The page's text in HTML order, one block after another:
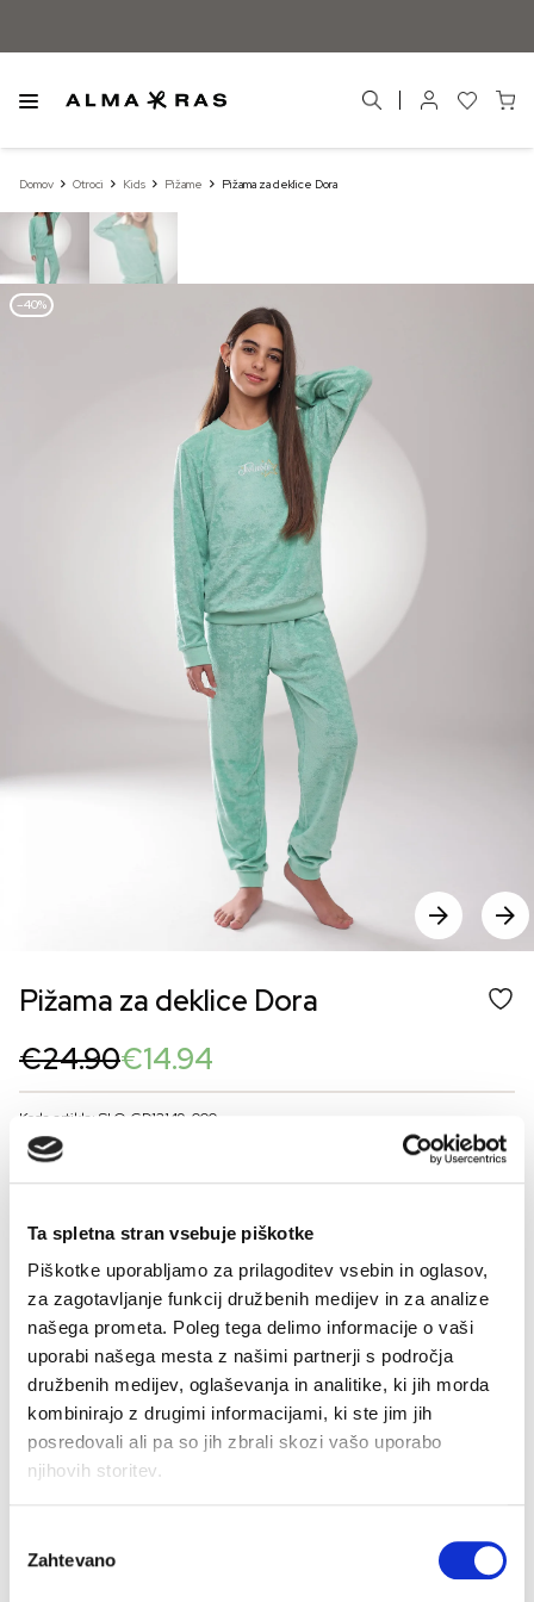
Ta spletna stran vsebuje piškotke
Piškotke uporabljamo za prilagoditev vsebin in oglasov,
za zagotavljanje funkcij družbenih medijev in za analize
našega prometa. Poleg tega delimo informacije o vaši
uporabi našega mesta z našimi partnerji s področja
družbenih medijev, oglaševanja in analitike, ki jih morda
kombinirajo z drugimi informacijami, ki ste jim jih
posredovali ali pa so jih zbrali skozi vašo uporabo
njihovih storitev.
soglasja
Zahtevano
Domov Otroci Kids Pižame Pižama za deklice Dora
–40%
Pižama za deklice Dora
€24.90
Original
price
was:
€24.90.
€14.94
Current
price
is:
€14.94.
Koda artikla: SLO-GD12149-000
BARVE
VELIKOST
4 6 8
- + DODAJ V KOŠARICO
Sestava
Hitro,